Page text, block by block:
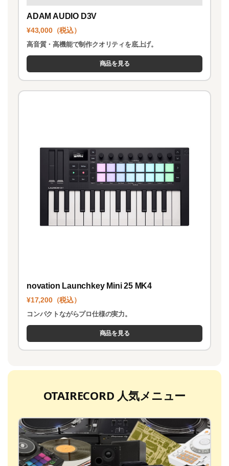
ADAM AUDIO D3V
¥43,000（税込）
高音質・高機能で制作クオリティを底上げ。
商品を見る
novation Launchkey Mini 25 MK4
¥17,200（税込）
コンパクトながらプロ仕様の実力。
商品を見る
OTAIRECORD 人気メニュー